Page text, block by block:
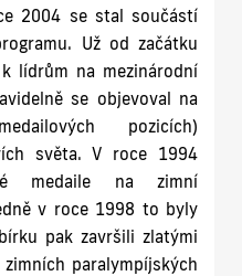
2004 se stal součástí
Už od začátku
lídrům na mezinárodní
se objevoval na
pozicích)
světa. V roce 1994
medaile na zimní
v roce 1998 to byly
pak završili zlatými
paralympíjských